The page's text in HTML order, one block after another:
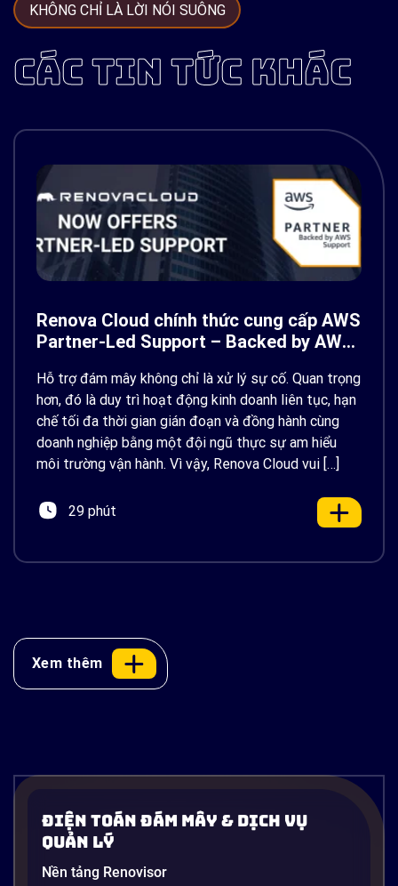
KHÔNG CHỈ LÀ LỜI NÓI SUÔNG
CÁC TIN TỨC KHÁC
Renova Cloud chính thức cung cấp AWS
Partner-Led Support – Backed by AWS
Hỗ trợ đám mây không chỉ là xử lý sự cố. Quan trọng
hơn, đó là duy trì hoạt động kinh doanh liên tục, hạn
chế tối đa thời gian gián đoạn và đồng hành cùng
doanh nghiệp bằng một đội ngũ thực sự am hiểu
môi trường vận hành. Vì vậy, Renova Cloud vui […]
29 phút
Docker là gì? Container hóa ứng dụng
Một vấn đề cực kỳ quen thuộc trong ngành phần
mềm: developer viết xong code, chạy ngon lành trên
máy cá nhân, nhưng khi đẩy lên server production
Xem thêm
Điện Toán Đám Mây & Dịch Vụ
Quản Lý
Nền tảng Renovisor